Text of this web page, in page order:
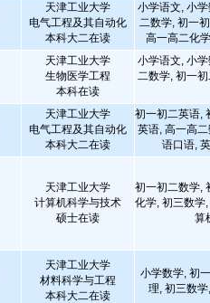
天津工业大学
电气工程及其自动化
本科大二在读
小学语文, 小
二数学, 初一
高一高二化
天津工业大学
生物医学工程
本科在读
小学语文, 小
二数学, 初一
天津工业大学
电气工程及其自动化
本科大二在读
初一初二英语,
英语, 高一高
语口语,
天津工业大学
计算机科学与技术
硕士在读
初一初二数学,
化学, 初三数学
算
天津工业大学
材料科学与工程
本科大二在读
小学数学, 初
理, 初三数